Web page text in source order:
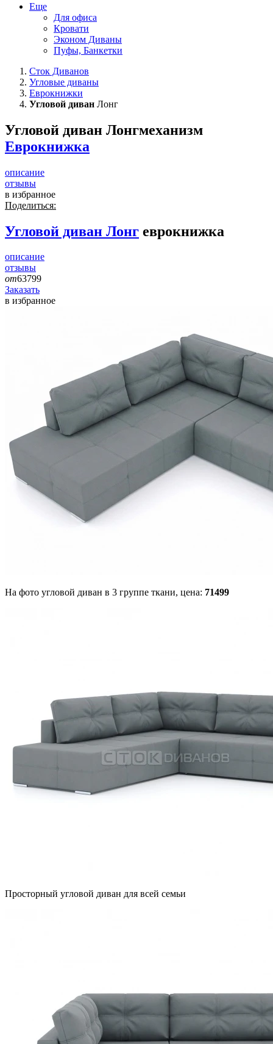
Еще
Для офиса
Кровати
Эконом Диваны
Пуфы, Банкетки
Сток Диванов
Угловые диваны
Еврокнижки
Угловой диван Лонг
Угловой диван Лонгмеханизм
Еврокнижка
описание
отзывы
в избранное
Поделиться:
Угловой диван Лонг еврокнижка
описание
отзывы
от63799
Заказать
в избранное
На фото угловой диван в 3 группе ткани, цена: 71499
Просторный угловой диван для всей семьи